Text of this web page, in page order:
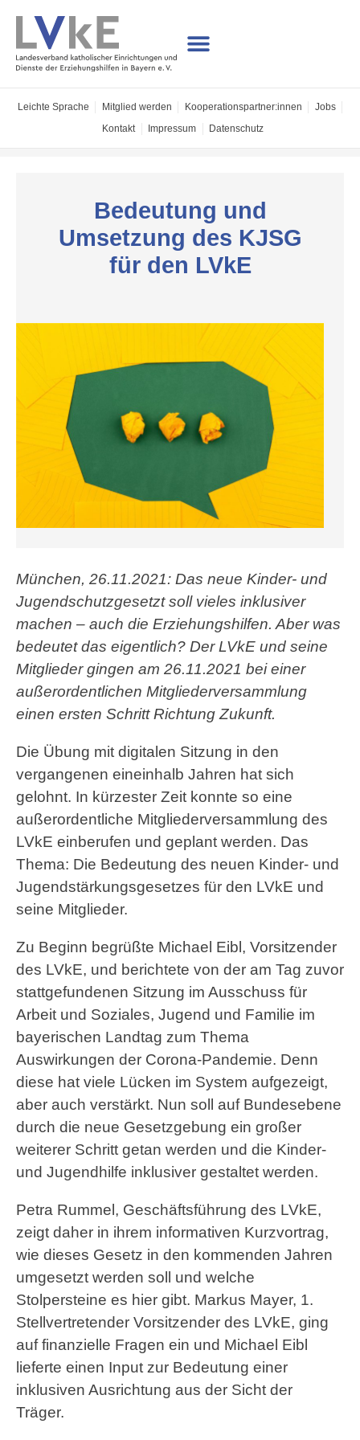
Leichte Sprache Mitglied werden Kooperations­partner:innen Jobs
Kontakt Impressum Datenschutz
Bedeutung und
Umsetzung des KJSG
für den LVkE
München, 26.11.2021: Das neue Kinder- und
Jugendschutzgesetzt soll vieles inklusiver
machen – auch die Erziehungshilfen. Aber was
bedeutet das eigentlich? Der LVkE und seine
Mitglieder gingen am 26.11.2021 bei einer
außerordentlichen Mitgliederversammlung
einen ersten Schritt Richtung Zukunft.
Die Übung mit digitalen Sitzung in den
vergangenen eineinhalb Jahren hat sich
gelohnt. In kürzester Zeit konnte so eine
außerordentliche Mitgliederversammlung des
LVkE einberufen und geplant werden. Das
Thema: Die Bedeutung des neuen Kinder- und
Jugendstärkungsgesetzes für den LVkE und
seine Mitglieder.
Zu Beginn begrüßte Michael Eibl, Vorsitzender
des LVkE, und berichtete von der am Tag zuvor
stattgefundenen Sitzung im Ausschuss für
Arbeit und Soziales, Jugend und Familie im
bayerischen Landtag zum Thema
Auswirkungen der Corona-Pandemie. Denn
diese hat viele Lücken im System aufgezeigt,
aber auch verstärkt. Nun soll auf Bundesebene
durch die neue Gesetzgebung ein großer
weiterer Schritt getan werden und die Kinder-
und Jugendhilfe inklusiver gestaltet werden.
Petra Rummel, Geschäftsführung des LVkE,
zeigt daher in ihrem informativen Kurzvortrag,
wie dieses Gesetz in den kommenden Jahren
umgesetzt werden soll und welche
Stolpersteine es hier gibt. Markus Mayer, 1.
Stellvertretender Vorsitzender des LVkE, ging
auf finanzielle Fragen ein und Michael Eibl
lieferte einen Input zur Bedeutung einer
inklusiven Ausrichtung aus der Sicht der
Träger.